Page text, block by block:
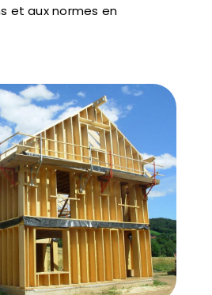
et aux normes en